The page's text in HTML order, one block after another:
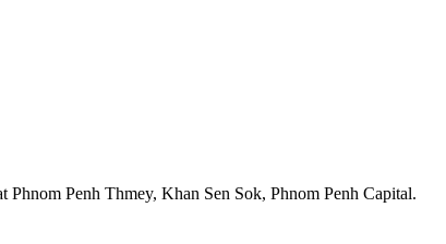
Phnom Penh Thmey, Khan Sen Sok, Phnom Penh Capital.